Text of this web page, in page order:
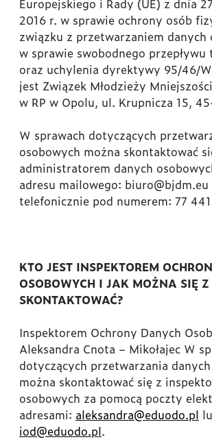
Europejskiego i Rady (UE) z dnia
2016 r. w sprawie ochrony osób
związku z przetwarzaniem danych
w sprawie swobodnego przepływu
oraz uchylenia dyrektywy 95/46/
jest Związek Młodzieży
w RP w Opolu, ul. Krupnicza 15,
W sprawach dotyczących
osobowych można skontaktować
administratorem danych
adresu mailowego: biuro@bjdm.eu
telefonicznie pod numerem: 77
KTO JEST INSPEKTOREM
OSOBOWYCH I JAK MOŻNA SIĘ
SKONTAKTOWAĆ?
Inspektorem Ochrony Danych
Aleksandra Cnota – Mikołajec W
dotyczących przetwarzania
można skontaktować się z
osobowych za pomocą poczty
adresami: aleksandra@eduodo.pl
iod@eduodo.pl.